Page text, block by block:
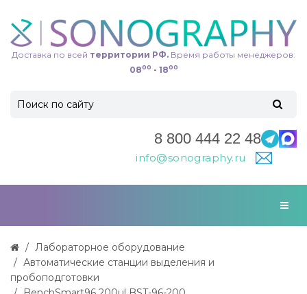
Доставка по всей территории РФ. Время работы менеджеров:
0800 - 1800
8 800 444 22 48
info@sonography.ru
Лабораторное оборудование
Автоматические станции выделения и
пробоподготовки